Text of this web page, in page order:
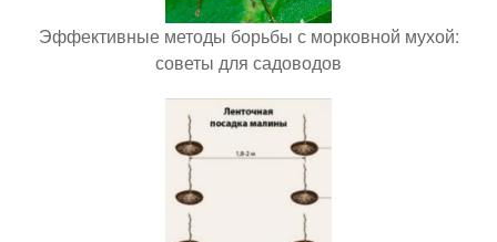
Эффективные методы борьбы с морковной мухой:
советы для садоводов